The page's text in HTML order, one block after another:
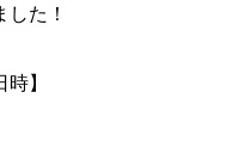
た！
】